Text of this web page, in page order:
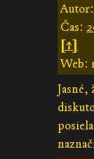
Čas:
[↑]
Web:
Jasné,